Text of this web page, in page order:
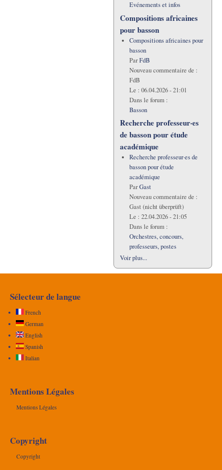
Evénements et infos
Compositions africaines
pour basson
Compositions africaines pour
basson
ParFdB
Nouveau commentaire de :
FdB
Le : 06.04.2026 - 21:01
Dans le forum :
Basson
Recherche professeur·es
de basson pour étude
académique
Recherche professeur·es de
basson pour étude
académique
ParGast
Nouveau commentaire de :
Gast (nicht überprüft)
Le : 22.04.2026 - 21:05
Dans le forum :
Orchestres, concours,
professeurs, postes
Voir plus...
Sélecteur de langue
French
German
English
Spanish
Italian
Mentions Légales
Mentions Légales
Copyright
Copyright